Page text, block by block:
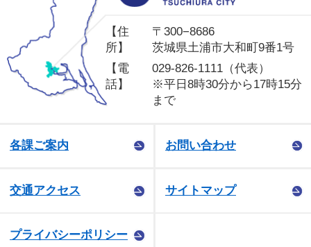
【住
所】
〒300−8686
茨城県土浦市大和町9番1号
【電
話】
029-826-1111（代表）
※平日8時30分から17時15分
まで
各課ご案内 お問い合わせ
交通アクセス サイトマップ
プライバシーポリシー